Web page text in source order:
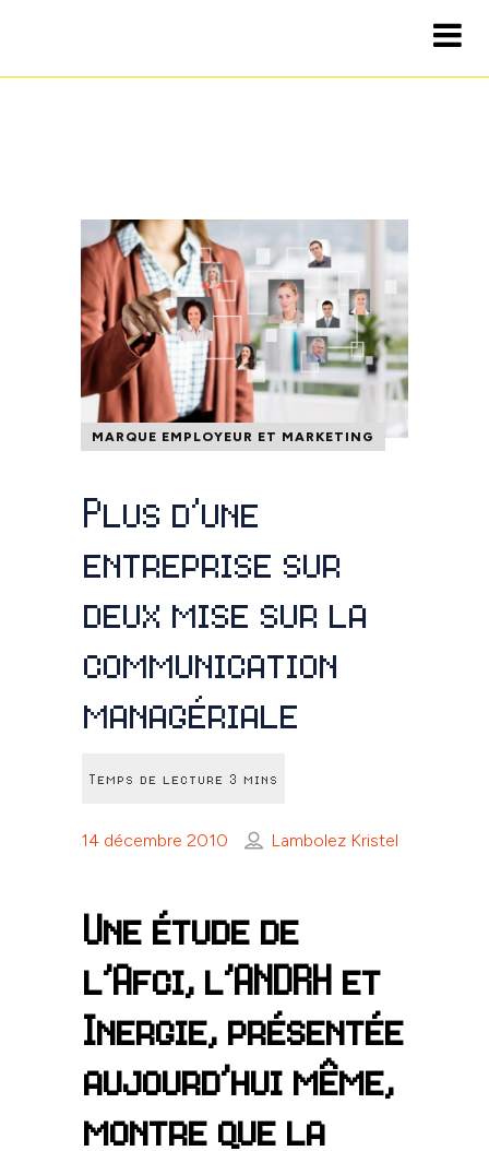
MARQUE EMPLOYEUR ET MARKETING
Plus d’une
entreprise sur
deux mise sur la
communication
managériale
14 décembre 2010 Lambolez Kristel
Une étude de
l’Afci, l’ANDRH et
Inergie, présentée
aujourd’hui même,
montre que la